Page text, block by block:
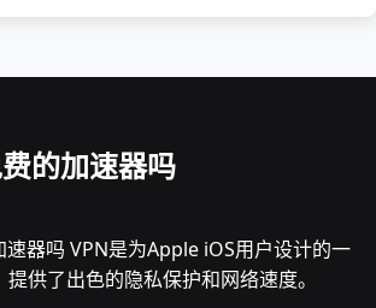
的加速器吗
器吗 VPN是为Apple iOS用户设计的一
供了出色的隐私保护和网络速度。